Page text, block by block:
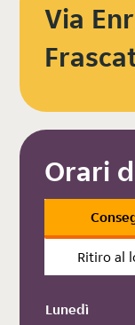
Via
Orari
Ritiro al
Lunedì